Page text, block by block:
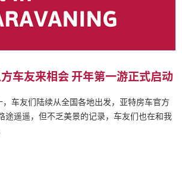
方车友来相会 开年第一游正式启动
车友们陆续从全国各地出发，亚特房车官方
途遥遥，但不乏美景的记录，车友们也在和我